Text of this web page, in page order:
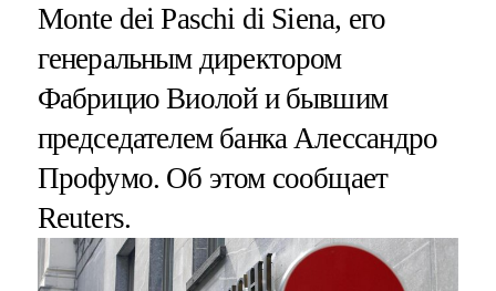
Monte dei Paschi di Siena, его
генеральным директором
Фабрицио Виолой и бывшим
председателем банка Алессандро
Профумо. Об этом сообщает
Reuters.